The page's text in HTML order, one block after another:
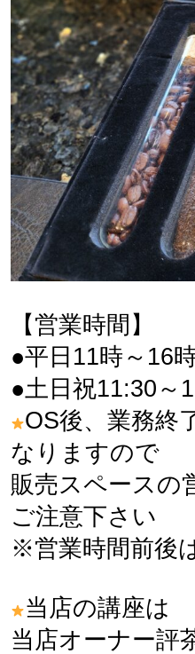
【営業時間】
●平日11時～16
●土日祝11:30～
OS後、業務終
なりますので
販売スペースの
ご注意下さい
※営業時間前後
当店の講座は
当店オーナー評